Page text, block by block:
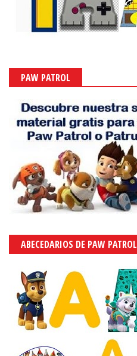
PAW PATROL
ABECEDARIOS DE PAW PATROL